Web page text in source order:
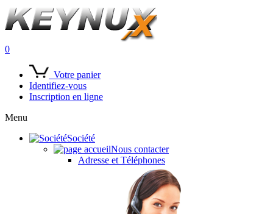
0
Votre panier
Identifiez-vous
Inscription en ligne
Menu
Société
Nous contacter
Adresse et Téléphones